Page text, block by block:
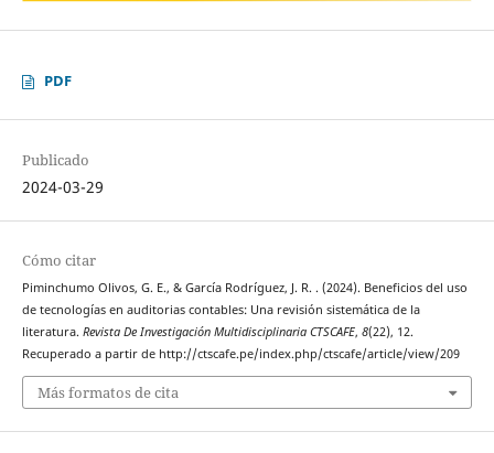
PDF
Publicado
2024-03-29
Cómo citar
Piminchumo Olivos, G. E., & García Rodríguez, J. R. . (2024). Beneficios del uso
de tecnologías en auditorias contables: Una revisión sistemática de la
literatura. Revista De Investigación Multidisciplinaria CTSCAFE, 8(22), 12.
Recuperado a partir de http://ctscafe.pe/index.php/ctscafe/article/view/209
Más formatos de cita